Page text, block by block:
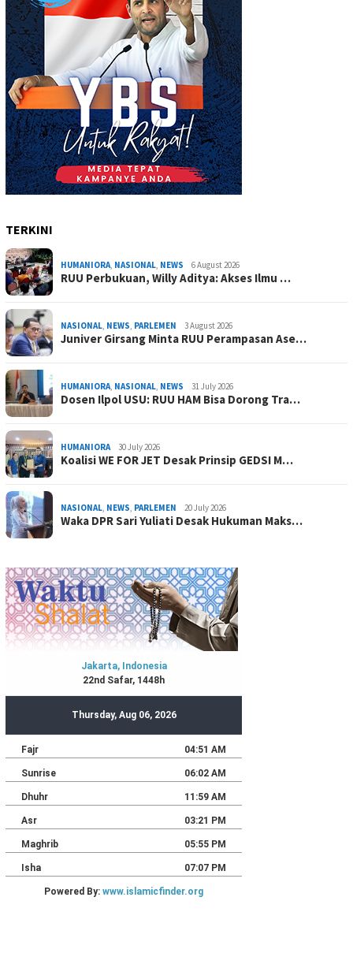
TERKINI
HUMANIORA NASIONAL NEWS 6 August 2026
RUU Perbukuan, Willy Aditya: Akses Ilmu …
NASIONAL NEWS PARLEMEN 3 August 2026
Juniver Girsang Minta RUU Perampasan Ase…
HUMANIORA NASIONAL NEWS 31 July 2026
Dosen Ilpol USU: RUU HAM Bisa Dorong Tra…
HUMANIORA 30 July 2026
Koalisi WE FOR JET Desak Prinsip GEDSI M…
NASIONAL NEWS PARLEMEN 20 July 2026
Waka DPR Sari Yuliati Desak Hukuman Maks…